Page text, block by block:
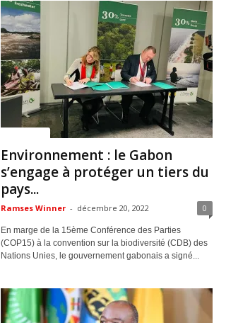
Environnement : le Gabon
s’engage à protéger un tiers du
pays...
Ramses Winner - décembre 20, 2022 0
En marge de la 15ème Conférence des Parties
(COP15) à la convention sur la biodiversité (CDB) des
Nations Unies, le gouvernement gabonais a signé...